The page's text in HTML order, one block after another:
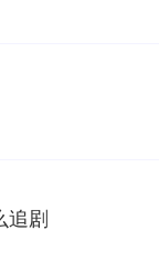
追剧